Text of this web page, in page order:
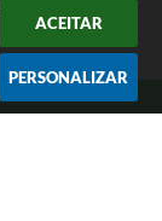
ACEITAR
PERSONALIZAR